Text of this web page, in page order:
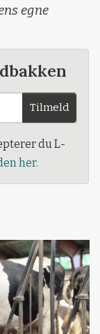
egne
Tilmeld
du L-
her.